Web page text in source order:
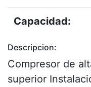
Capacidad:
Descripcion:
Compresor de
superior